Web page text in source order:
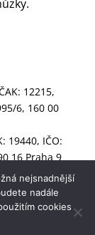
12215,
6, 160 00
19440, IČO:
16 Praha 9
nejsnadnější
nadále
cookies